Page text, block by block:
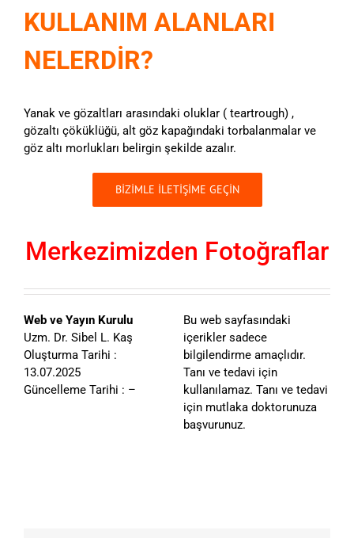
KULLANIM ALANLARI
NELERDİR?
Yanak ve gözaltları arasındaki oluklar ( teartrough) ,
gözaltı çöküklüğü, alt göz kapağındaki torbalanmalar ve
göz altı morlukları belirgin şekilde azalır.
BİZİMLE İLETİŞİME GEÇİN
Merkezimizden Fotoğraflar
Web ve Yayın Kurulu
Uzm. Dr. Sibel L. Kaş
Oluşturma Tarihi :
13.07.2025
Güncelleme Tarihi : –
Bu web sayfasındaki
içerikler sadece
bilgilendirme amaçlıdır.
Tanı ve tedavi için
kullanılamaz. Tanı ve tedavi
için mutlaka doktorunuza
başvurunuz.